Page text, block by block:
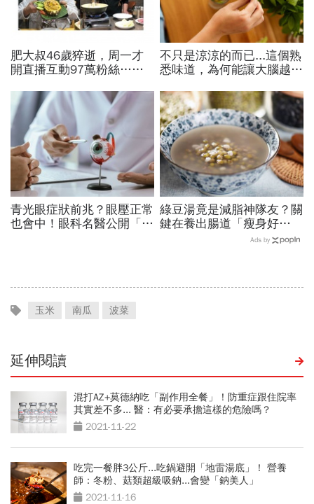
肥大叔46歲猝逝，周一才
開直播互動97萬粉絲…常
爆瘦有關？體重異常減輕9
警訊
不只是涼涼的而已...這個熟
悉味道，為何能讓大腦越聞
鐘，還能抗老防蛀牙
青光眼症狀前兆？眼壓正常
也會中！眼科名醫公開「護
綠豆湯竟是減脂神隊友？關
鍵在養出腸道「瘦身好
菌」...醫教邊吃邊消脂的3
Ads by
玉米 南瓜 波菜
延伸閱讀
混打AZ+莫德納吃「副作用全餐」！防重症跟住院率
其實差不多... 醫：有必要承擔這樣的危險嗎？
2021-11-22
吃完一餐胖3公斤...吃鍋避開「地雷湯底」！ 營養
師：冬粉、菇類超級吸鈉...會變「鈉美人」
2021-11-16